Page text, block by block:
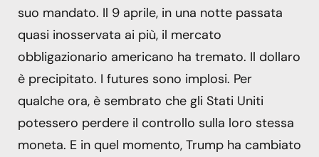
suo mandato. Il 9 aprile, in una notte passata
quasi inosservata ai più, il mercato
obbligazionario americano ha tremato. Il dollaro
è precipitato. I futures sono implosi. Per
qualche ora, è sembrato che gli Stati Uniti
potessero perdere il controllo sulla loro stessa
moneta. E in quel momento, Trump ha cambiato